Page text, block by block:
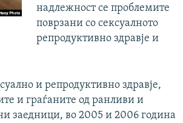
надлежност се проблемите
поврзани со сексуалното
репродуктивно здравје и
и репродуктивно здравје,
и граѓаните од ранливи и
заедници, во 2005 и 2006 година